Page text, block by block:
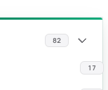
82
17